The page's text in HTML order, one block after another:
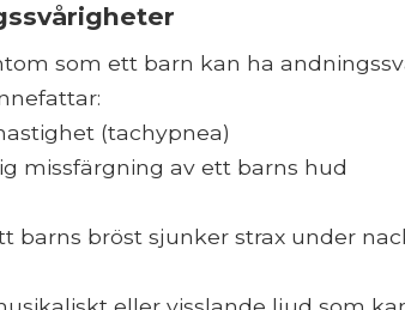
som ett barn kan ha
(tachypnea)
missfärgning av ett barns hud
barns bröst sjunker strax under